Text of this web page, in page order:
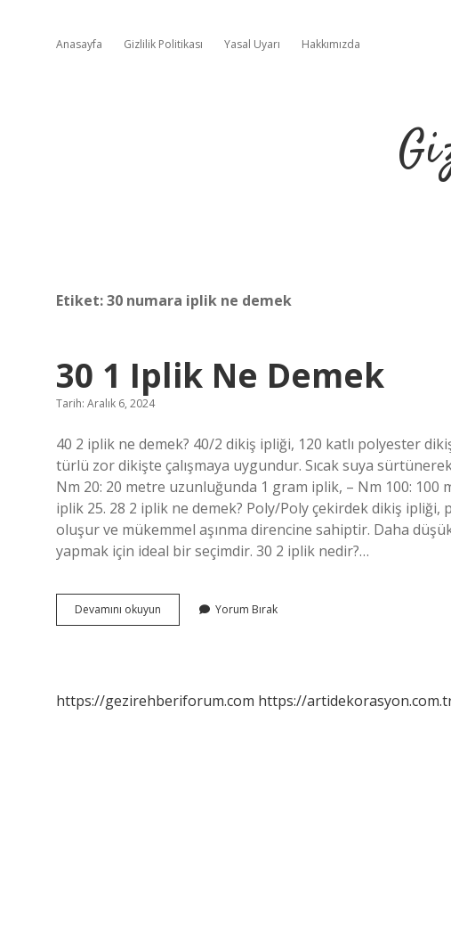
Anasayfa Gizlilik Politikası Yasal Uyarı Hakkımızda
Etiket:30 numara iplik ne demek
30 1 Iplik Ne Demek
Tarih: Aralık 6, 2024
40 2 iplik ne demek? 40/2 dikiş ipliği, 120 katlı polyester
türlü zor dikişte çalışmaya uygundur. Sıcak suya
Nm 20: 20 metre uzunluğunda 1 gram iplik, – Nm 100:
iplik 25. 28 2 iplik ne demek? Poly/Poly çekirdek dikiş
oluşur ve mükemmel aşınma direncine sahiptir. Daha
yapmak için ideal bir seçimdir. 30 2 iplik nedir?…
Devamını okuyun
1
Yorum Bırak
https://gezirehberiforum.com https://